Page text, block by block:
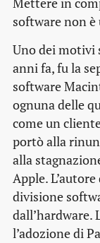
Mettere in
software non è
Uno dei motivi
anni fa, fu la
software
ognuna delle
come un
portò alla
alla
Apple.
divisione
dall’hardware.
l’adozione di